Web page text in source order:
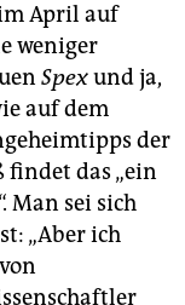
April auf
weniger
Spexund ja,
auf dem
der
das „ein
Man sei sich
„Aber ich